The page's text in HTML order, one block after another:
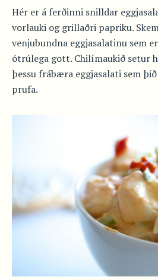
Hér er á ferðinni snilldar
vorlauki og grillaðri papriku.
venjubundna eggjasalatinu sem
ótrúlega gott. Chilímaukið setur
þessu frábæra eggjasalati sem
prufa.